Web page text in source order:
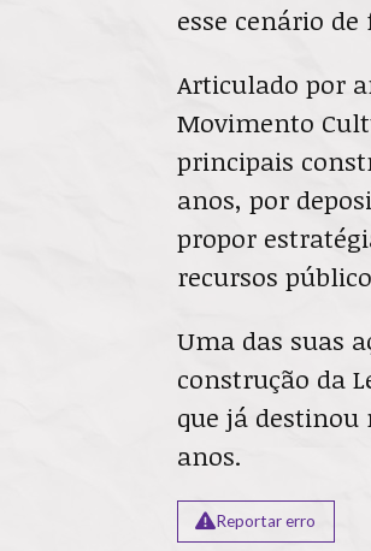
esse cenário
Articulado por
Movimento
principais
anos, por
propor
recursos
Uma das suas
construção da
que já destinou
anos.
Reportar erro